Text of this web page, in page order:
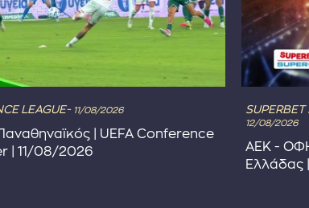
LEAGUE- 11/08/2026
| UEFA Conference
| 11/08/2026
12/08/2026
ΑΕΚ -
Ελλάδας